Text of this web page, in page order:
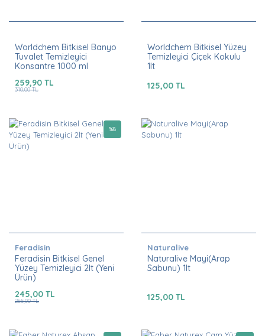
Worldchem Bitkisel Banyo
Tuvalet Temizleyici
Konsantre 1000 ml
259,90 TL
310,00 TL
Worldchem Bitkisel Yüzey
Temizleyici Çiçek Kokulu
1lt
125,00 TL
Feradisin
Feradisin Bitkisel Genel
Yüzey Temizleyici 2lt (Yeni
Ürün)
%8
245,00 TL
265,00 TL
Naturalive
Naturalive Mayi(Arap
Sabunu) 1lt
125,00 TL